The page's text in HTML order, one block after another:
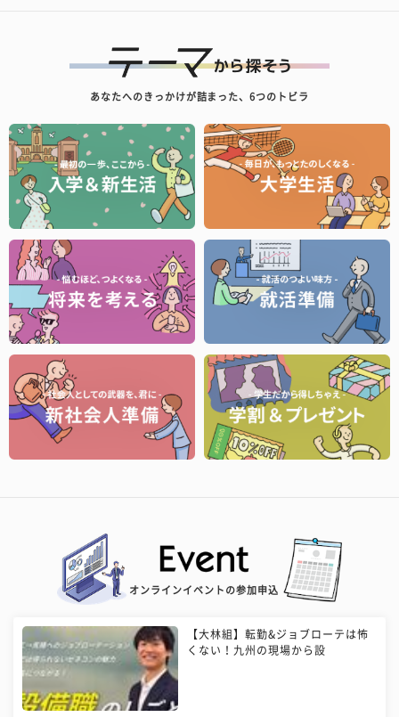
あなたへのきっかけが詰まった、6つのトビラ
オンラインイベントの参加申込
【大林組】転勤&ジョブローテは怖
くない！九州の現場から設